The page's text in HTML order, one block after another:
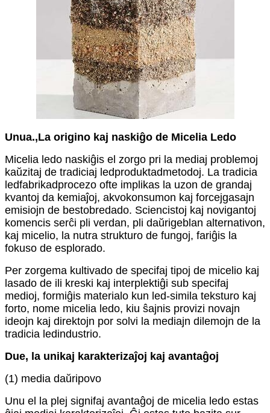
Unua.,La origino kaj naskiĝo de Micelia Ledo
Micelia ledo naskiĝis el zorgo pri la mediaj problemoj
kaŭzitaj de tradiciaj ledproduktadmetodoj. La tradicia
ledfabrikadprocezo ofte implikas la uzon de grandaj
kvantoj da kemiaĵoj, akvokonsumon kaj forcejgasajn
emisiojn de bestobredado. Sciencistoj kaj novigantoj
komencis serĉi pli verdan, pli daŭrigeblan alternativon,
kaj micelio, la nutra strukturo de fungoj, fariĝis la
fokuso de esplorado.
Per zorgema kultivado de specifaj tipoj de micelio kaj
lasado de ili kreski kaj interplektiĝi sub specifaj
medioj, formiĝis materialo kun led-simila teksturo kaj
forto, nome micelia ledo, kiu ŝajnis provizi novajn
ideojn kaj direktojn por solvi la mediajn dilemojn de la
tradicia ledindustrio.
Due, la unikaj karakterizaĵoj kaj avantaĝoj
(1) media daŭripovo
Unu el la plej signifaj avantaĝoj de micelia ledo estas